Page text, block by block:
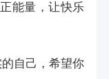
能量，让快乐
自己，希望你